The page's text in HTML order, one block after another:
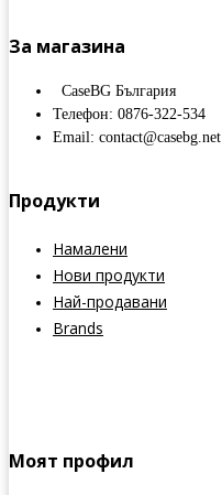
За магазина
CaseBG България
Телефон: 0876-322-534
Email: contact@casebg.net
Продукти
Намалени
Нови продукти
Най-продавани
Brands
Моят профил